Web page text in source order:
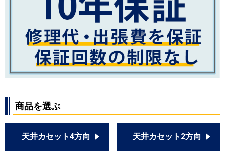
商品を選ぶ
天井カセット4方向 天井カセット2方向